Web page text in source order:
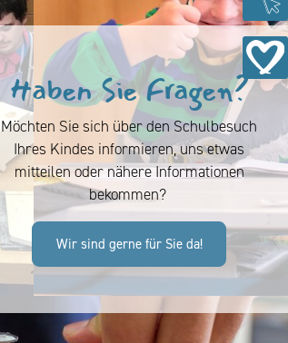
Haben Sie Fragen?
Möchten Sie sich über den Schulbesuch
Ihres Kindes informieren, uns etwas
mitteilen oder nähere Informationen
bekommen?
Wir sind gerne für Sie da!